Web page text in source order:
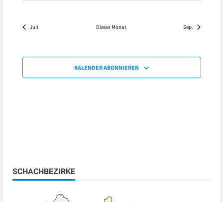
Juli Dieser Monat Sep.
KALENDER ABONNIEREN
SCHACHBEZIRKE